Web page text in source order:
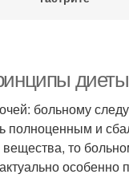
диеты
больному
полноценным и
то
особенно